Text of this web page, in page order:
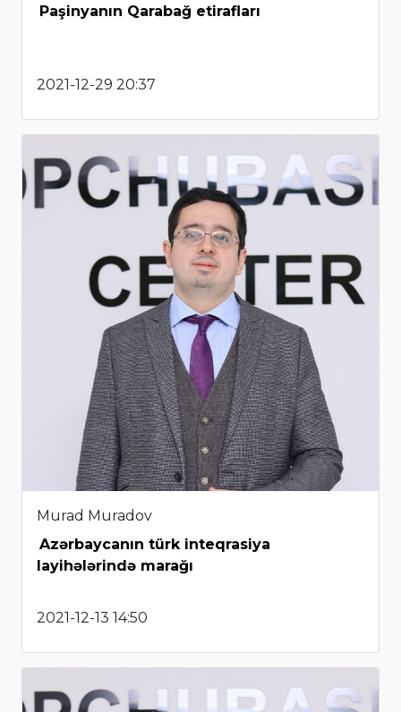
Paşinyanın Qarabağ etirafları
2021-12-29 20:37
Murad Muradov
Azərbaycanın türk inteqrasiya
layihələrində marağı
2021-12-13 14:50